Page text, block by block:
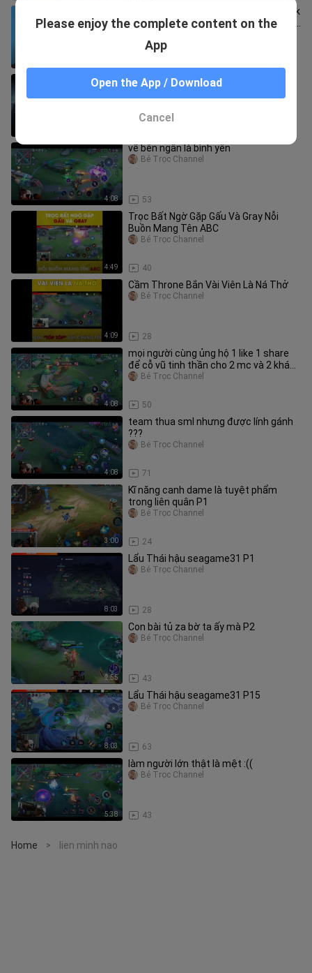
[DC Teacher Compilation – Part 1] Pick
the softest persimmons to squeeze,
khóc tiếng máng với chụy lái ô lẹt
Bé Trọc Channel
4:08
về bên ngân là bình yên
53
Bé Trọc Channel
4:49
Trọc Bất Ngờ Gặp Gấu Và Gray Nỗi
Buồn Mang Tên ABC
40
Bé Trọc Channel
4:09
Cầm Throne Bắn Vài Viên Là Ná Thở
28
Bé Trọc Channel
4:08
mọi người cùng ủng hộ 1 like 1 share
để cỗ vũ tinh thần cho 2 mc và 2 khách
mời vui tính nhé ...!!
50
Bé Trọc Channel
4:08
team thua sml nhưng được lính gánh
???
71
Bé Trọc Channel
3:00
Kĩ năng canh dame là tuyệt phẩm
trong liên quân P1
24
Bé Trọc Channel
8:03
Lẩu Thái hậu seagame31 P1
28
Bé Trọc Channel
2:55
Con bài tủ za bờ ta ấy mà P2
43
Bé Trọc Channel
8:03
Lẩu Thái hậu seagame31 P15
63
Bé Trọc Channel
5:38
làm người lớn thật là mệt :((
43
Bé Trọc Channel
Home > lien minh nao
Please enjoy the complete content on the
App
Open the App / Download
Cancel